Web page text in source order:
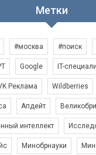
Метки
#москва #поиск
Google IT-
Реклама Wildberries
Апдейт
интеллект
Минобрнауки